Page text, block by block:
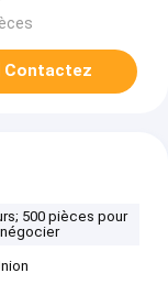
européen
Contactez
500 pièces pour
négocier